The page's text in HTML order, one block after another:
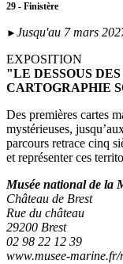
29 - Finistère
► Jusqu'au 7 mars
EXPOSITION
"LE DESSOUS
CARTOGRAPHIE
Des premières cartes
mystérieuses,
parcours retrace cinq
et représenter ces
Musée national de la
Château de Brest
Rue du château
29200 Brest
02 98 22 12 39
www.musee-marine.fr/